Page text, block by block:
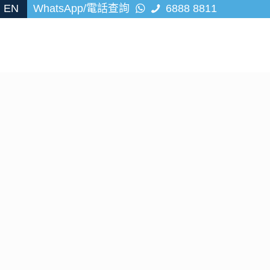
EN WhatsApp/電話查詢 6888 8811